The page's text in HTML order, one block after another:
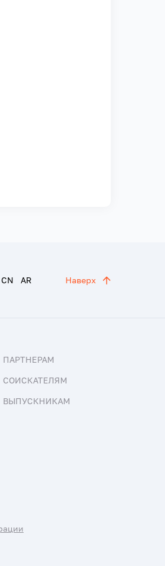
CN AR Наверх
ПАРТНЕРАМ
СОИСКАТЕЛЯМ
ВЫПУСКНИКАМ